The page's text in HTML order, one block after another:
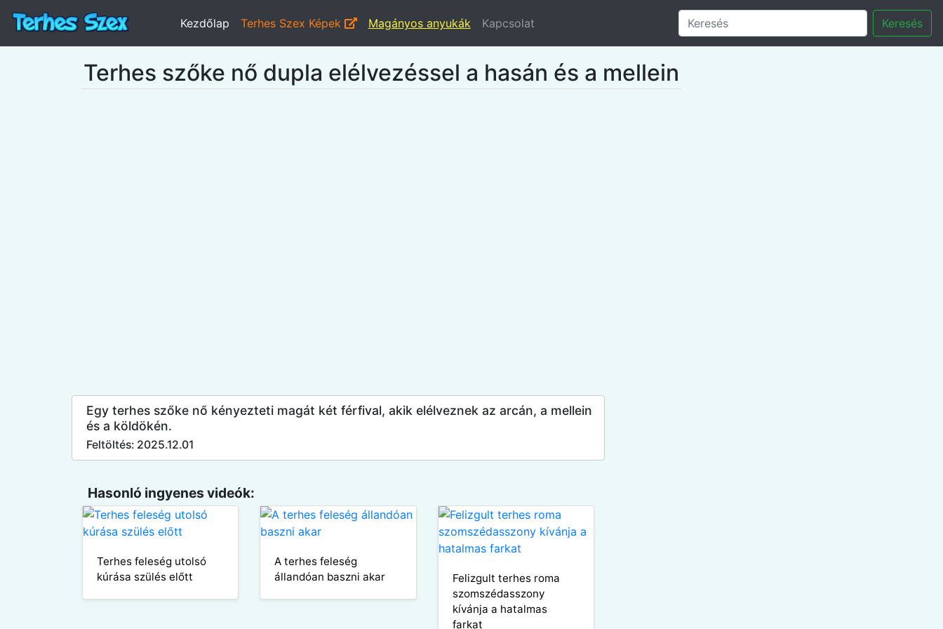
Kezdőlap Terhes Szex Képek Magányos anyukák Kapcsolat Keresés
Terhes szőke nő dupla elélvezéssel a hasán és a mellein
Egy terhes szőke nő kényezteti magát két férfival, akik elélveznek az arcán, a mellein
és a köldökén.
Feltöltés: 2025.12.01
Hasonló ingyenes videók:
Terhes feleség utolsó
kúrása szülés előtt
A terhes feleség
állandóan baszni akar
Felizgult terhes roma
szomszédasszony
kívánja a hatalmas
farkat